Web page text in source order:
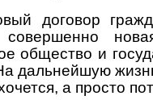
договор
общество и
дальнейшую
а просто